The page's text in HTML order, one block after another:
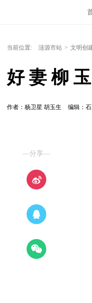
当前位置: 涟源市站 > 文明创
好 妻 柳
作者：杨卫星 胡玉生 编辑：
—分享—